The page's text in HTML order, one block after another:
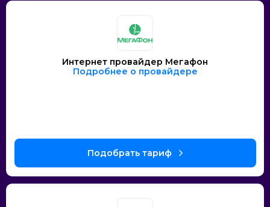
Интернет провайдер Мегафон
Подробнее о провайдере